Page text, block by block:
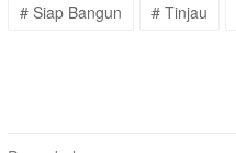
# Siap Bangun
# Tinjau